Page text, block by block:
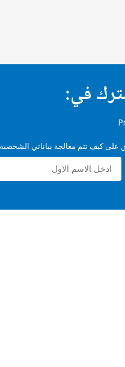
في:
على كيف تتم معالجة بياناتي